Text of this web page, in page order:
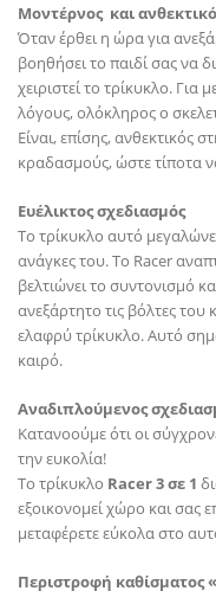
Μοντέρνος και
Όταν έρθει η ώρα για
βοηθήσει το παιδί σας να
χειριστεί το τρίκυκλο. Για
λόγους, ολόκληρος ο
Είναι, επίσης,
κραδασμούς, ώστε τίποτα
Ευέλικτος σχεδιασμός
Το τρίκυκλο αυτό
ανάγκες του. Το Racer
βελτιώνει το συντονισμό
ανεξάρτητο τις βόλτες
ελαφρύ τρίκυκλο. Αυτό
καιρό.
Αναδιπλούμενος
Κατανοούμε ότι οι
την ευκολία!
Το τρίκυκλο Racer 3 σε 1
εξοικονομεί χώρο και σας
μεταφέρετε εύκολα στο
Περιστροφή καθίσματος